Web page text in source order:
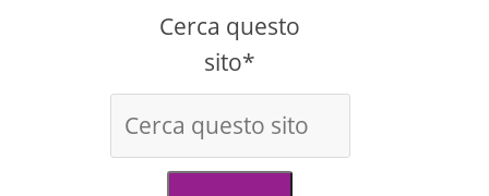
V
i
d
Cerca questo
sito*